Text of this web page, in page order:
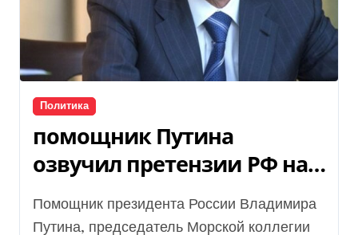
Политика
помощник Путина
озвучил претензии РФ на
Одессу
Помощник президента России Владимира
Путина, председатель Морской коллегии